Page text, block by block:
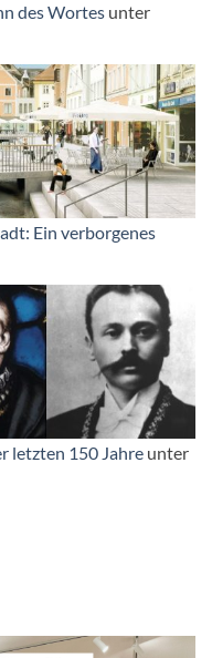
des Wortes unter
Ein verborgenes
letzten 150 Jahre unter